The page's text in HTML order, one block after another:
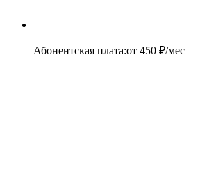
Абонентская плата:от 450 ₽/мес